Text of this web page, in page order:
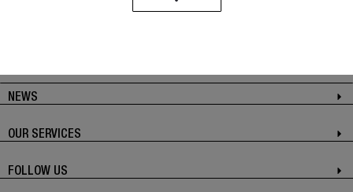
NEWS
OUR SERVICES
FOLLOW US